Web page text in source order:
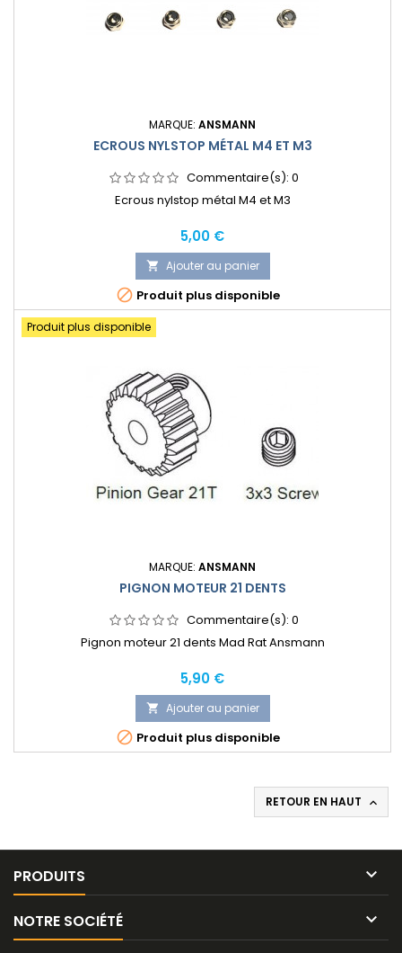
MARQUE: ANSMANN
ECROUS NYLSTOP MÉTAL M4 ET M3
Commentaire(s): 0
Ecrous nylstop métal M4 et M3
Prix
5,00 €
 Ajouter au panier
 Produit plus disponible
Produit plus disponible
MARQUE: ANSMANN
PIGNON MOTEUR 21 DENTS
Commentaire(s): 0
Pignon moteur 21 dents Mad Rat Ansmann
Prix
5,90 €
 Ajouter au panier
 Produit plus disponible
RETOUR EN HAUT 
PRODUITS 
NOTRE SOCIÉTÉ 